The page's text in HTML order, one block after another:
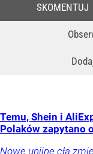
SKOMENTUJ
Temu, Shein i
Polaków zapytano
Nowe unijne cła